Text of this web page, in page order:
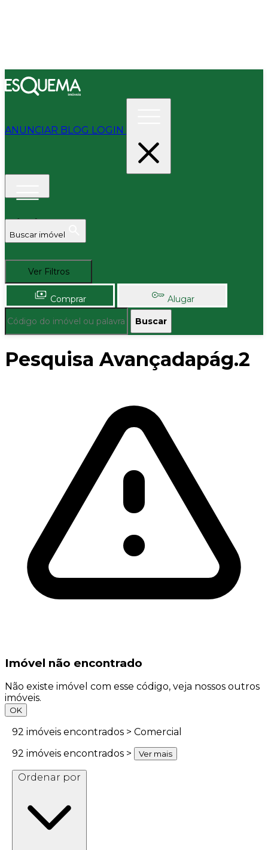
ANUNCIAR BLOG LOGIN
Buscar imóvel
Ver Filtros
Comprar Alugar
Buscar
Pesquisa Avançadapág.2
Imóvel não encontrado
Não existe imóvel com esse código, veja nossos outros
imóveis.
OK
92 imóveis encontrados > Comercial
92 imóveis encontrados > Ver mais
Ordenar por